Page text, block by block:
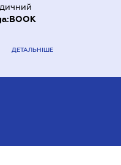
ДЕТАЛЬНІШЕ